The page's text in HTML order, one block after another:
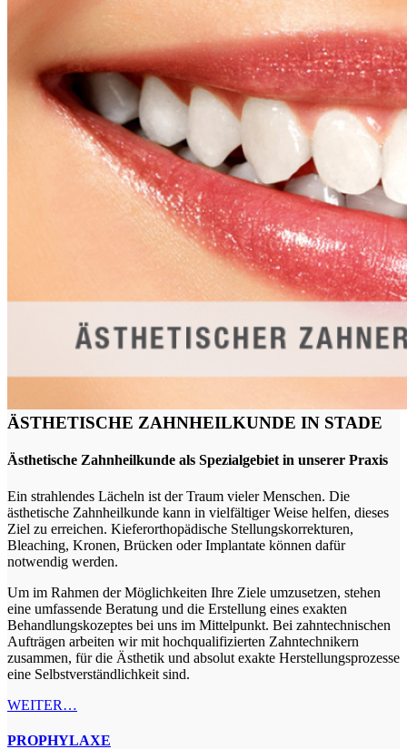
ÄSTHETISCHE ZAHNHEILKUNDE IN STADE
Ästhetische Zahnheilkunde als Spezialgebiet in unserer Praxis
Ein strahlendes Lächeln ist der Traum vieler Menschen. Die
ästhetische Zahnheilkunde kann in vielfältiger Weise helfen, dieses
Ziel zu erreichen. Kieferorthopädische Stellungskorrekturen,
Bleaching, Kronen, Brücken oder Implantate können dafür
notwendig werden.
Um im Rahmen der Möglichkeiten Ihre Ziele umzusetzen, stehen
eine umfassende Beratung und die Erstellung eines exakten
Behandlungskozeptes bei uns im Mittelpunkt. Bei zahntechnischen
Aufträgen arbeiten wir mit hochqualifizierten Zahntechnikern
zusammen, für die Ästhetik und absolut exakte Herstellungsprozesse
eine Selbstverständlichkeit sind.
WEITER…
PROPHYLAXE